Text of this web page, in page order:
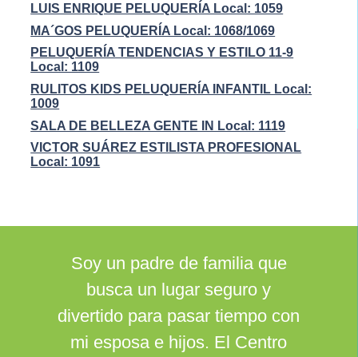
LUIS ENRIQUE PELUQUERÍA Local: 1059
MA´GOS PELUQUERÍA Local: 1068/1069
PELUQUERÍA TENDENCIAS Y ESTILO 11-9
Local: 1109
RULITOS KIDS PELUQUERÍA INFANTIL Local:
1009
SALA DE BELLEZA GENTE IN Local: 1119
VICTOR SUÁREZ ESTILISTA PROFESIONAL
Local: 1091
Soy un padre de familia que
busca un lugar seguro y
divertido para pasar tiempo con
mi esposa e hijos. El Centro